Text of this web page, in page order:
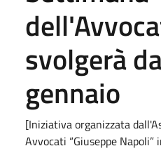
svolgerà
gennaio
[Iniziativa organizzata
Avvocati “Giuseppe